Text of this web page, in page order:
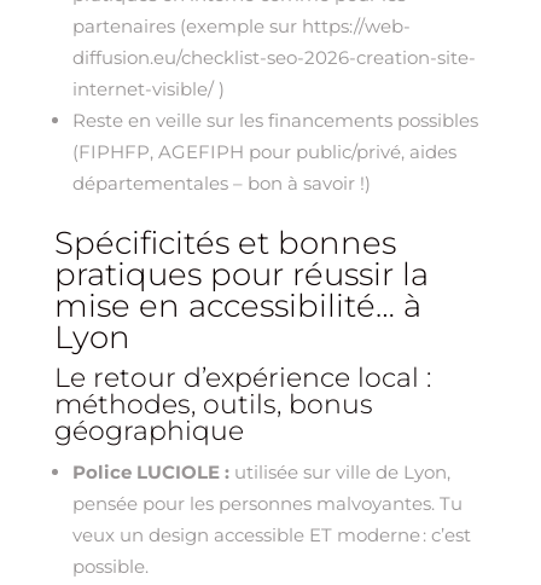
partenaires (exemple sur https://web-
diffusion.eu/checklist-seo-2026-creation-site-
internet-visible/ )
Reste en veille sur les financements possibles
(FIPHFP, AGEFIPH pour public/privé, aides
départementales – bon à savoir !)
Spécificités et bonnes
pratiques pour réussir la
mise en accessibilité… à
Lyon
Le retour d’expérience local :
méthodes, outils, bonus
géographique
Police LUCIOLE :utilisée sur ville de Lyon,
pensée pour les personnes malvoyantes. Tu
veux un design accessible ET moderne : c’est
possible.